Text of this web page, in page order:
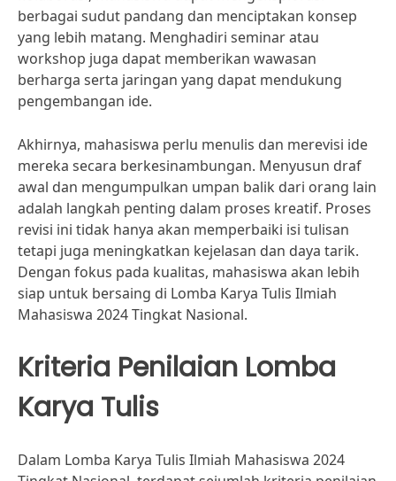
berbagai sudut pandang dan menciptakan konsep
yang lebih matang. Menghadiri seminar atau
workshop juga dapat memberikan wawasan
berharga serta jaringan yang dapat mendukung
pengembangan ide.
Akhirnya, mahasiswa perlu menulis dan merevisi ide
mereka secara berkesinambungan. Menyusun draf
awal dan mengumpulkan umpan balik dari orang lain
adalah langkah penting dalam proses kreatif. Proses
revisi ini tidak hanya akan memperbaiki isi tulisan
tetapi juga meningkatkan kejelasan dan daya tarik.
Dengan fokus pada kualitas, mahasiswa akan lebih
siap untuk bersaing di Lomba Karya Tulis Ilmiah
Mahasiswa 2024 Tingkat Nasional.
Kriteria Penilaian Lomba
Karya Tulis
Dalam Lomba Karya Tulis Ilmiah Mahasiswa 2024